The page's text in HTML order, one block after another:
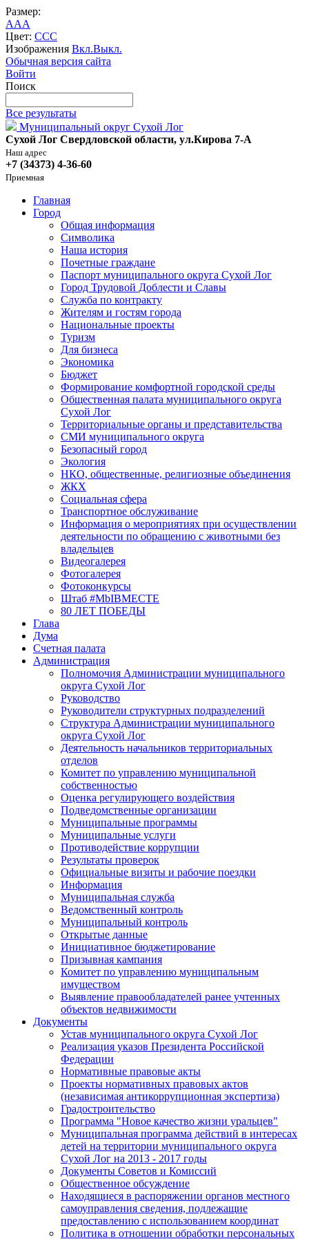
Размер:
AAA
Цвет: CCC
Изображения Вкл.Выкл.
Обычная версия сайта
Войти
Поиск
Все результаты
Муниципальный округ Сухой Лог
Сухой Лог Свердловской области, ул.Кирова 7-А
Наш адрес
+7 (34373) 4-36-60
Приемная
Главная
Город
Общая информация
Символика
Наша история
Почетные граждане
Паспорт муниципального округа Сухой Лог
Город Трудовой Доблести и Славы
Служба по контракту
Жителям и гостям города
Национальные проекты
Туризм
Для бизнеса
Экономика
Бюджет
Формирование комфортной городской среды
Общественная палата муниципального округа
Сухой Лог
Территориальные органы и представительства
СМИ муниципального округа
Безопасный город
Экология
НКО, общественные, религиозные объединения
ЖКХ
Социальная сфера
Транспортное обслуживание
Информация о мероприятиях при осуществлении
деятельности по обращению с животными без
владельцев
Видеогалерея
Фотогалерея
Фотоконкурсы
Штаб #MbIBMECTE
80 ЛЕТ ПОБЕДЫ
Глава
Дума
Счетная палата
Администрация
Полномочия Администрации муниципального
округа Сухой Лог
Руководство
Руководители структурных подразделений
Структура Администрации муниципального
округа Сухой Лог
Деятельность начальников территориальных
отделов
Комитет по управлению муниципальной
собственностью
Оценка регулирующего воздействия
Подведомственные организации
Муниципальные программы
Муниципальные услуги
Противодействие коррупции
Результаты проверок
Официальные визиты и рабочие поездки
Информация
Муниципальная служба
Ведомственный контроль
Муниципальный контроль
Открытые данные
Инициативное бюджетирование
Призывная кампания
Комитет по управлению муниципальным
имуществом
Выявление правообладателей ранее учтенных
объектов недвижимости
Документы
Устав муниципального округа Сухой Лог
Реализация указов Президента Российской
Федерации
Нормативные правовые акты
Проекты нормативных правовых актов
(независимая антикоррупционная экспертиза)
Градостроительство
Программа "Новое качество жизни уральцев"
Муниципальная программа действий в интересах
детей на территории муниципального округа
Сухой Лог на 2013 - 2017 годы
Документы Советов и Комиссий
Общественное обсуждение
Находящиеся в распоряжении органов местного
самоуправления сведения, подлежащие
предоставлению с использованием координат
Политика в отношении обработки персональных